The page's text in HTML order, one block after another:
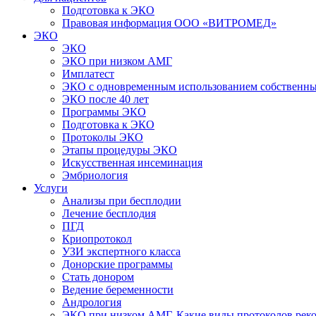
Подготовка к ЭКО
Правовая информация ООО «ВИТРОМЕД»
ЭКО
ЭКО
ЭКО при низком АМГ
Имплатест
ЭКО с одновременным использованием
ЭКО после 40 лет
Программы ЭКО
Подготовка к ЭКО
Протоколы ЭКО
Этапы процедуры ЭКО
Искусственная инсеминация
Эмбриология
Услуги
Анализы при бесплодии
Лечение бесплодия
ПГД
Криопротокол
УЗИ экспертного класса
Донорские программы
Стать донором
Ведение беременности
Андрология